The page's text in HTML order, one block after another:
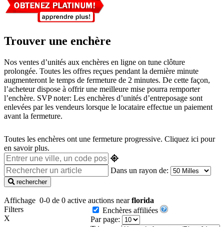
Trouver une enchère
Nos ventes d’unités aux enchères en ligne on tune clôture
prolongée. Toutes les offres reçues pendant la dernière minute
augmenteront le temps de fermeture de 2 minutes. De cette façon,
l’acheteur dispose à offrir une meilleure mise pourra remporter
l’enchère. SVP noter: Les enchères d’unités d’entreposage sont
enlevées par les vendeurs lorsque le locataire effectue un paiement
avant la fermeture.
Toutes les enchères ont une fermeture progressive. Cliquez ici pour
en savoir plus.
Dans un rayon de:
rechercher
Affichage 0-0 de 0 active auctions nearflorida
Enchères affiliées
Par page:
Filters
X